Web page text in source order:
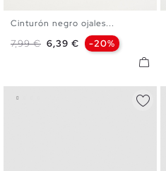
Cinturón negro ojales...
Precio base
7,99 € Precio
6,39 € -20%